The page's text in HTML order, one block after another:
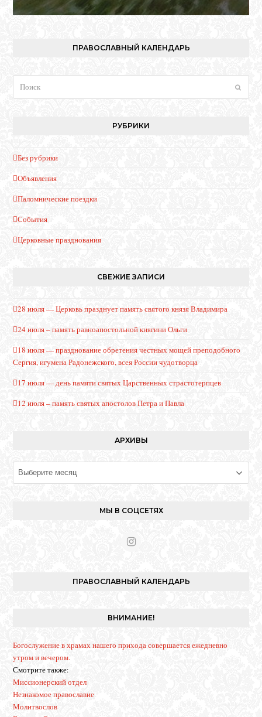
ПРАВОСЛАВНЫЙ КАЛЕНДАРЬ
РУБРИКИ
Без рубрики
Объявления
Паломнические поездки
События
Церковные празднования
СВЕЖИЕ ЗАПИСИ
28 июля — Церковь празднует память святого князя Владимира
24 июля – память равноапостольной княгини Ольги
18 июля — празднование обретения честных мощей преподобного
Сергия, игумена Радонежского, всея России чудотворца
17 июля — день памяти святых Царственных страстотерпцев
12 июля – память святых апостолов Петра и Павла
АРХИВЫ
Архивы
МЫ В СОЦСЕТЯХ
I
t
a
a
ПРАВОСЛАВНЫЙ КАЛЕНДАРЬ
ВНИМАНИЕ!
Богослужение в храмах нашего прихода совершается ежедневно
утром и вечером.
Смотрите также:
Миссионерский отдел
Незнакомое православие
Молитвослов